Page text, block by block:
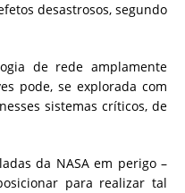
desastrosos, segundo
de rede amplamente
pode, se explorada com
sistemas críticos, de
da NASA em perigo –
para realizar tal